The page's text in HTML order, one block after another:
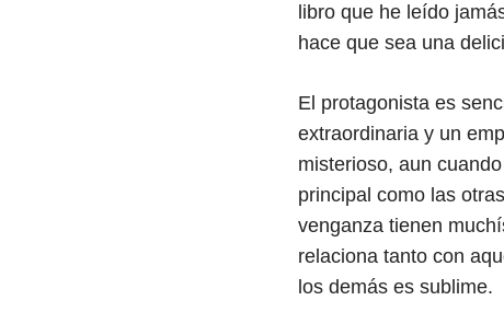
libro que he leído
hace que sea una
El protagonista es
extraordinaria y un
misterioso, aun
principal como las
venganza tienen
relaciona tanto con
los demás es sublime.